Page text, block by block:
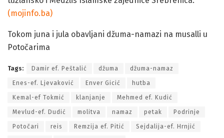
(mojinfo.ba)
Tokom juna i jula obavljani džuma-namazi na musalli u
Potočarima
Tags: Damir ef. Peštalić džuma džuma-namaz
Enes-ef. Ljevaković Enver Gicić hutba
Kemal-ef Tokmić klanjanje Mehmed ef. Kudić
Mevlud-ef. Dudić molitva namaz petak Podrinje
Potočari reis Remzija ef. Pitić Sejdalija-ef. Hrnjić